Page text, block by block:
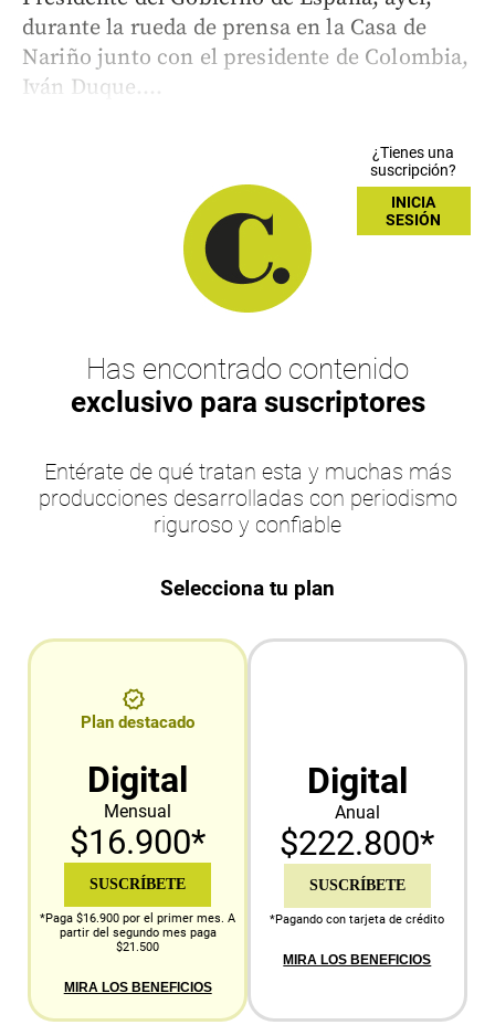
durante la rueda de prensa en la Casa de
Nariño junto con el presidente de Colombia,
Iván Duque....
¿Tienes una
suscripción?
INICIA
SESIÓN
Has encontrado contenido
exclusivo para suscriptores
Entérate de qué tratan esta y muchas más
producciones desarrolladas con periodismo
riguroso y confiable
Selecciona tu plan
Plan destacado
Digital
Mensual
$16.900*
SUSCRÍBETE
*Paga $16.900 por el primer mes. A
partir del segundo mes paga
$21.500
MIRA LOS BENEFICIOS
Digital
Anual
$222.800*
SUSCRÍBETE
*Pagando con tarjeta de crédito
MIRA LOS BENEFICIOS